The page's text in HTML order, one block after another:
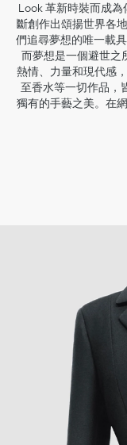
Look 革新時裝而成
斷創作出頌揚世界各
們追尋夢想的唯一載
而夢想是一個避世之
熱情、力量和現代感
至香水等一切作品，
獨有的手藝之美。在